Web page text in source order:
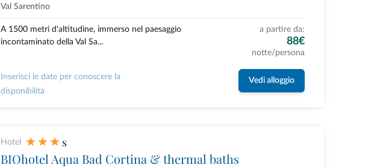
Val Sarentino
A 1500 metri d'altitudine, immerso nel paesaggio
incontaminato della Val Sa...
a partire da:
88€
notte/persona
Inserisci le date per conoscere la
disponibilità
Vedi alloggio
Hotel s
BIOhotel Aqua Bad Cortina & thermal baths